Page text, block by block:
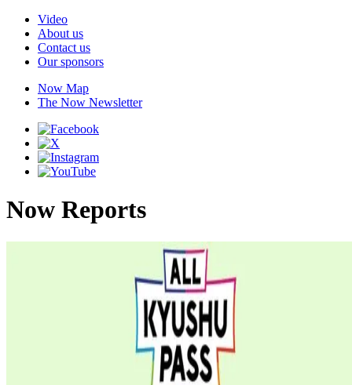
Video
About us
Contact us
Our sponsors
Now Map
The Now Newsletter
Now Reports